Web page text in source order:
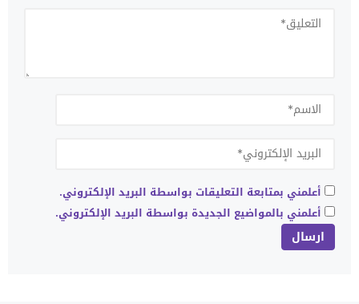
أعلمني بمتابعة التعليقات بواسطة البريد الإلكتروني.
أعلمني بالمواضيع الجديدة بواسطة البريد الإلكتروني.